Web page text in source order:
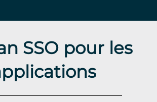
SSO pour les